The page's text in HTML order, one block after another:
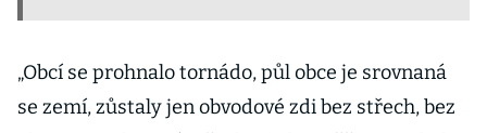
„Obcí se prohnalo tornádo, půl obce je srovnaná
se zemí, zůstaly jen obvodové zdi bez střech, bez